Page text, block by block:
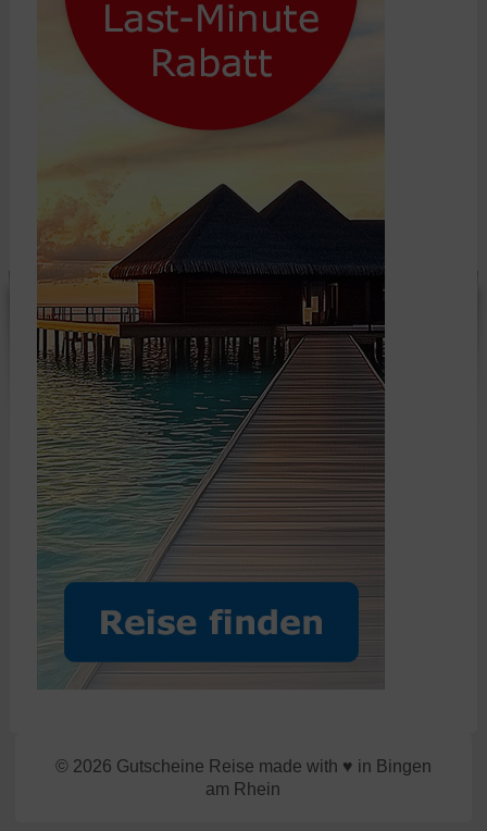
© 2026 Gutscheine Reise made with ♥ in Bingen
am Rhein